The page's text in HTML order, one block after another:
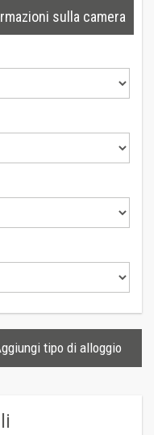
sulla camera
tipo di alloggio